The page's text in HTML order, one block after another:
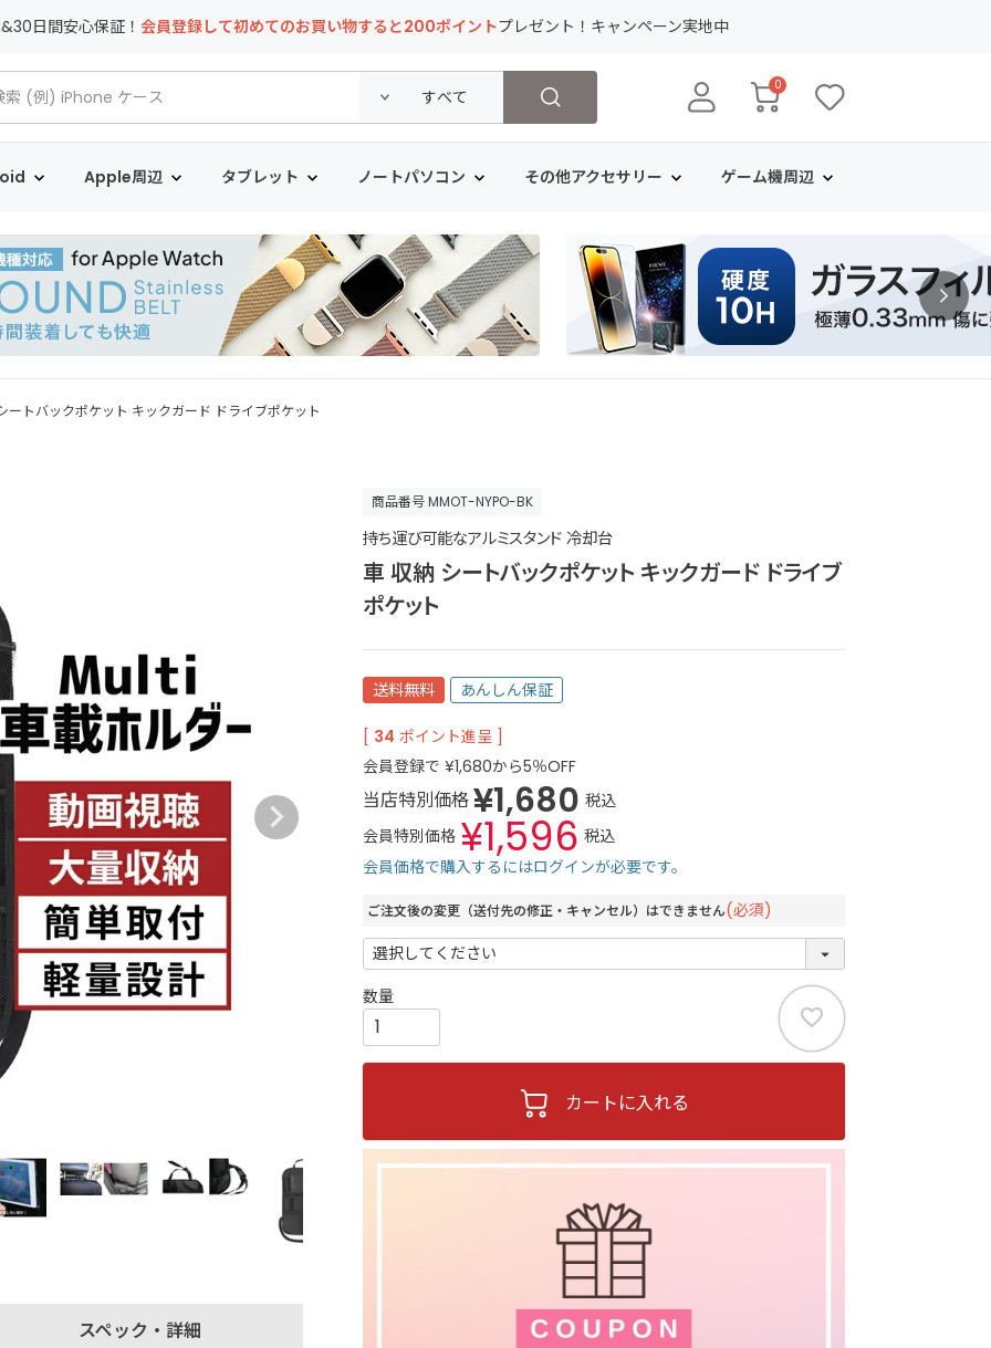
日間安心保証！ 会員登録して初めてのお買い物すると200ポイントプレゼント！キャンペーン実地中
0
Apple周辺 タブレット ノートパソコン その他アクセサリー ゲーム機周辺
ートバックポケット キックガード ドライブポケット
スペック・詳細
商品番号MMOT-NYPO-BK
持ち運び可能なアルミスタンド 冷却台
車 収納 シートバックポケット キックガード ドライブ
ポケット
送料無料 あんしん保証
[ 34 ポイント進呈 ]
会員登録で ¥1,680から5％OFF
当店特別価格¥1,680 税込
会員特別価格 ¥1,596 税込
会員価格で購入するにはログインが必要です。
ご注文後の変更（送付先の修正・キャンセル）はできません(必須)
カートに入れる